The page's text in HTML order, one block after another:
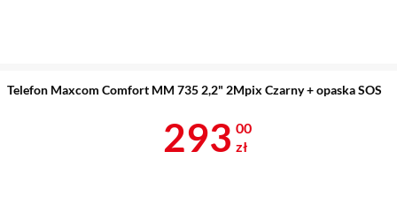
Telefon Maxcom Comfort MM 735 2,2" 2Mpix Czarny + opaska SOS
Cena 293 zł
293 00
zł